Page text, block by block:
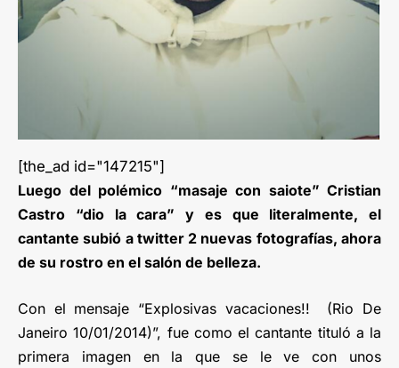
[the_ad id="147215"]
Luego del polémico “masaje con saiote” Cristian
Castro “dio la cara” y es que literalmente, el
cantante subió a twitter 2 nuevas fotografías, ahora
de su rostro en el salón de belleza.
Con el mensaje “Explosivas vacaciones!! (Rio De
Janeiro 10/01/2014)”, fue como el cantante tituló a la
primera imagen en la que se le ve con unos